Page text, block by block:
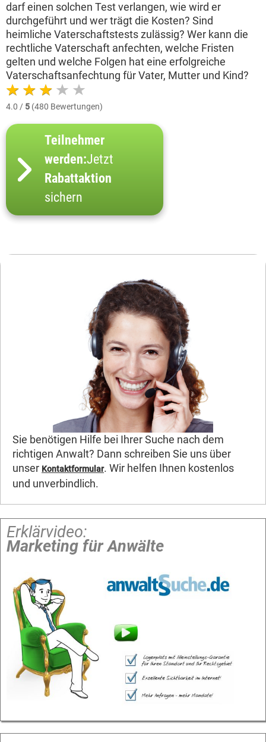
darf einen solchen Test verlangen, wie wird er
durchgeführt und wer trägt die Kosten? Sind
heimliche Vaterschaftstests zulässig? Wer kann die
rechtliche Vaterschaft anfechten, welche Fristen
gelten und welche Folgen hat eine erfolgreiche
Vaterschaftsanfechtung für Vater, Mutter und Kind?
4.0 / 5 (480 Bewertungen)
Teilnehmer
werden:Jetzt
Rabattaktion
sichern
Sie benötigen Hilfe bei Ihrer Suche nach dem
richtigen Anwalt? Dann schreiben Sie uns über
unser Kontaktformular. Wir helfen Ihnen kostenlos
und unverbindlich.
Erklärvideo:
Marketing für Anwälte